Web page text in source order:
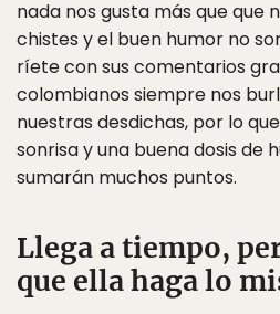
nada nos gusta más que que
chistes y el buen humor no
ríete con sus comentarios
colombianos siempre nos
nuestras desdichas, por lo
sonrisa y una buena dosis de
sumarán muchos puntos.
Llega a tiempo,
que ella haga lo